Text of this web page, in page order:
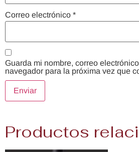
Correo electrónico *
Guarda mi nombre, correo
navegador para la próxima vez que
Productos